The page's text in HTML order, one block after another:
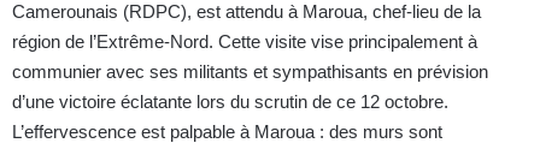
Camerounais (RDPC), est attendu à Maroua, chef-lieu de la
région de l’Extrême-Nord. Cette visite vise principalement à
communier avec ses militants et sympathisants en prévision
d’une victoire éclatante lors du scrutin de ce 12 octobre.
L’effervescence est palpable à Maroua : des murs sont